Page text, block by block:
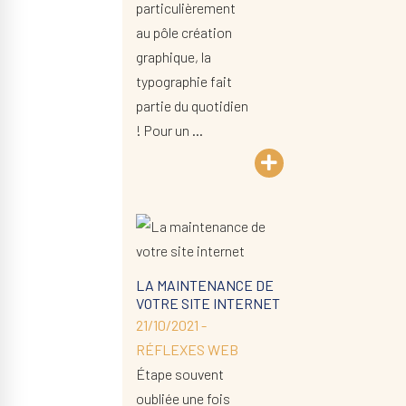
particulièrement
au pôle création
graphique, la
typographie fait
partie du quotidien
! Pour un …
LA MAINTENANCE DE
VOTRE SITE INTERNET
21/10/2021 -
RÉFLEXES WEB
Étape souvent
oubliée une fois